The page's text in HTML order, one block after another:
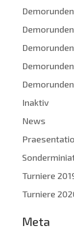
Inaktiv
News
Turniere
Turniere
Meta